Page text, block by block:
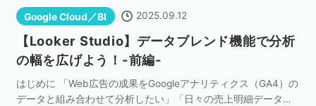
Google Cloud／BI 2025.09.12
【Looker Studio】データブレンド機能で分析
の幅を広げよう！-前編-
はじめに 「Web広告の成果をGoogleアナリティクス（GA4）の
データと組み合わせて分析したい」「日々の売上明細データか